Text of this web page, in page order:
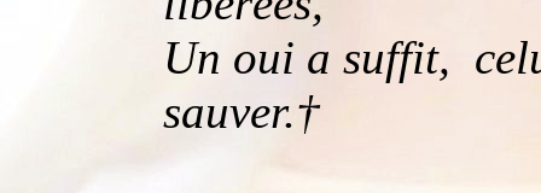
Un oui a suffit,
sauver.†